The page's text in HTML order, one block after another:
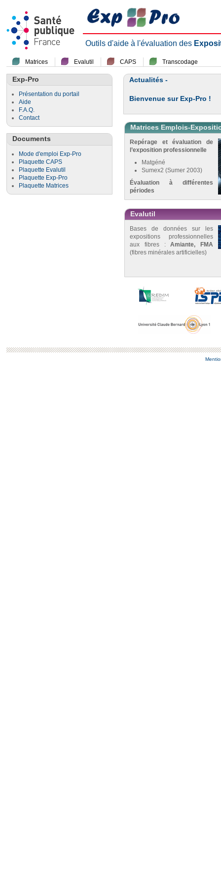
Outils d'aide à l'évaluation des
Matrices Evalutil CAPS Transcodage
Exp-Pro
Présentation du portail
Aide
F.A.Q.
Contact
Documents
Mode d'emploi Exp-Pro
Plaquette CAPS
Plaquette Evalutil
Plaquette Exp-Pro
Plaquette Matrices
Actualités -
Bienvenue sur Exp-Pro !
Matrices Emplois-
Repérage et évaluation de
l’exposition professionnelle
Matgéné
Sumex2 (Sumer 2003)
Évaluation à différentes
périodes
Evalutil
Bases de données sur les
expositions professionnelles
aux fibres :Amiante, FMA
(fibres minérales artificielles)